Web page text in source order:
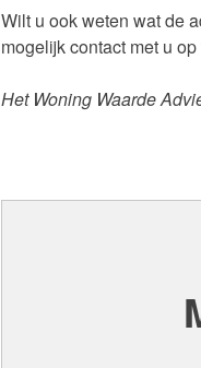
Wilt u ook weten wat de
mogelijk contact met u
Het Woning Waarde